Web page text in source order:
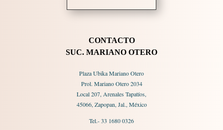
CONTACTO
SUC. MARIANO OTERO
Plaza Ubika Mariano Otero
Prol. Mariano Otero 2034
Local 207, Arenales Tapatíos,
45066, Zapopan, Jal., México
Tel.- 33 1680 0326